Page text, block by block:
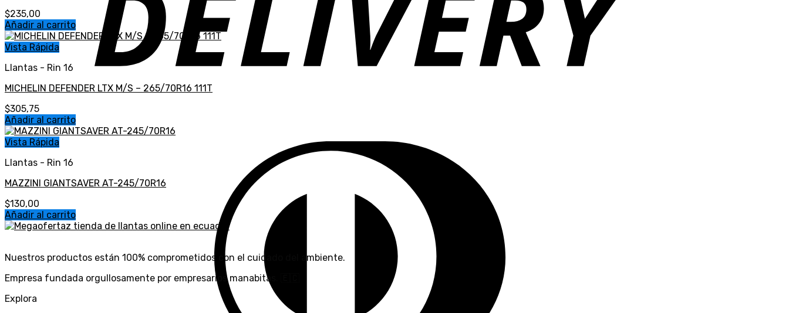
$235,00
Añadir al carrito
Vista Rápida
Llantas - Rin 16
MICHELIN DEFENDER LTX M/S – 265/70R16 111T
$305,75
Añadir al carrito
Vista Rápida
Llantas - Rin 16
MAZZINI GIANTSAVER AT-245/70R16
$130,00
Añadir al carrito
Nuestros productos están 100% comprometidos con el cuidado del ambiente.
Empresa fundada orgullosamente por empresarios manabitas. 🇪🇨
Explora